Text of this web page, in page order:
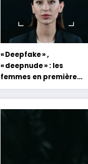
s’appuyant sur le
partage des
expériences »
« Deepfake » ,
« deepnude » : les
femmes en première
ligne face aux dangers
de l’intelligence
artificielle